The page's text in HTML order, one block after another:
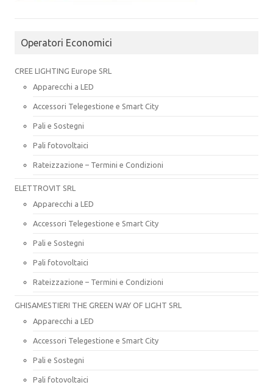
Operatori Economici
CREE LIGHTING Europe SRL
Apparecchi a LED
Accessori Telegestione e Smart City
Pali e Sostegni
Pali fotovoltaici
Rateizzazione – Termini e Condizioni
ELETTROVIT SRL
Apparecchi a LED
Accessori Telegestione e Smart City
Pali e Sostegni
Pali fotovoltaici
Rateizzazione – Termini e Condizioni
GHISAMESTIERI THE GREEN WAY OF LIGHT SRL
Apparecchi a LED
Accessori Telegestione e Smart City
Pali e Sostegni
Pali fotovoltaici